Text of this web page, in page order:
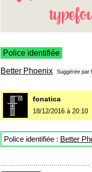
Police identifiée
Better Phoenix Suggérée par
fonatica
18/12/2016 à 20:10
Police identifiée : Better